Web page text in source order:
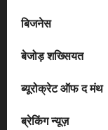
बिजनेस
बेजोड़ शख्सियत
ब्यूरोक्रेट ऑफ द मंथ
ब्रेकिंग न्यूज़